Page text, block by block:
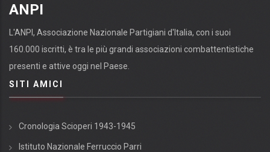
ANPI
L'ANPI, Associazione Nazionale Partigiani d'Italia, con i suoi
160.000 iscritti, è tra le più grandi associazioni combattentistiche
presenti e attive oggi nel Paese.
SITI AMICI
Cronologia Scioperi 1943-1945
Istituto Nazionale Ferruccio Parri